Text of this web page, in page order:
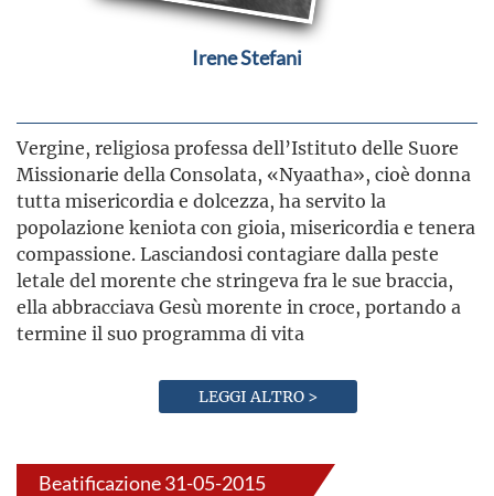
Irene Stefani
Vergine, religiosa professa dell’Istituto delle Suore
Missionarie della Consolata, «Nyaatha», cioè donna
tutta misericordia e dolcezza, ha servito la
popolazione keniota con gioia, misericordia e tenera
compassione. Lasciandosi contagiare dalla peste
letale del morente che stringeva fra le sue braccia,
ella abbracciava Gesù morente in croce, portando a
termine il suo programma di vita
LEGGI ALTRO >
Beatificazione 31-05-2015